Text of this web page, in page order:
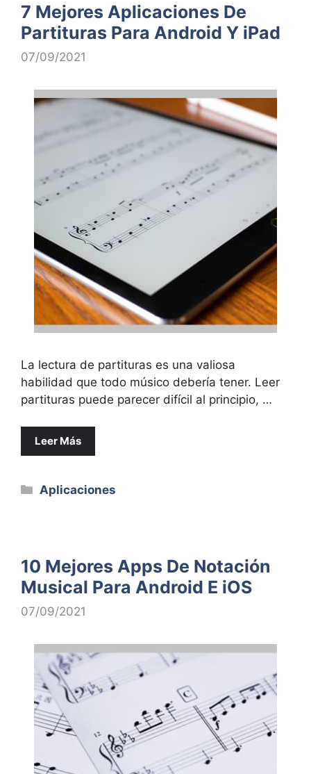
7 Mejores Aplicaciones De
Partituras Para Android Y iPad
07/09/2021
La lectura de partituras es una valiosa
habilidad que todo músico debería tener. Leer
partituras puede parecer difícil al principio, …
Leer Más
Categorías
Aplicaciones
10 Mejores Apps De Notación
Musical Para Android E iOS
07/09/2021